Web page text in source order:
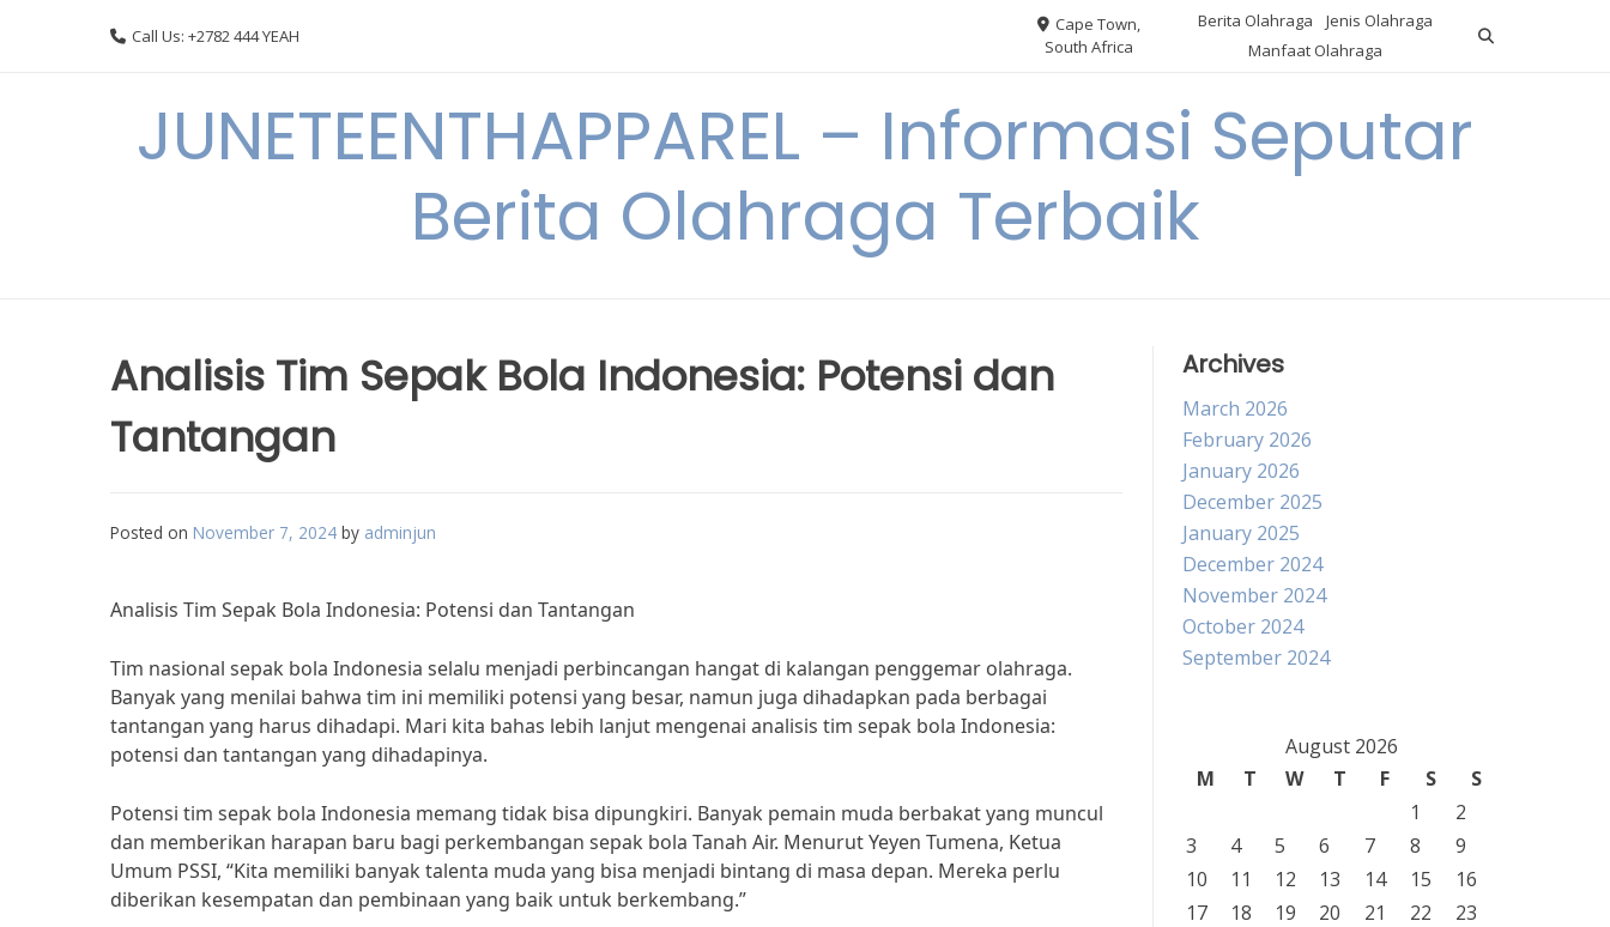
Call Us: +2782 444 YEAH
Cape Town,
South Africa
Berita Olahraga
Jenis Olahraga
Manfaat Olahraga
JUNETEENTHAPPAREL – Informasi Seputar
Berita Olahraga Terbaik
Analisis Tim Sepak Bola Indonesia: Potensi dan
Tantangan
Posted on November 7, 2024 by adminjun
Analisis Tim Sepak Bola Indonesia: Potensi dan Tantangan
Tim nasional sepak bola Indonesia selalu menjadi perbincangan hangat di kalangan penggemar olahraga.
Banyak yang menilai bahwa tim ini memiliki potensi yang besar, namun juga dihadapkan pada berbagai
tantangan yang harus dihadapi. Mari kita bahas lebih lanjut mengenai analisis tim sepak bola Indonesia:
potensi dan tantangan yang dihadapinya.
Potensi tim sepak bola Indonesia memang tidak bisa dipungkiri. Banyak pemain muda berbakat yang muncul
dan memberikan harapan baru bagi perkembangan sepak bola Tanah Air. Menurut Yeyen Tumena, Ketua
Umum PSSI, “Kita memiliki banyak talenta muda yang bisa menjadi bintang di masa depan. Mereka perlu
diberikan kesempatan dan pembinaan yang baik untuk berkembang.”
Archives
March 2026
February 2026
January 2026
December 2025
January 2025
December 2024
November 2024
October 2024
September 2024
August 2026
M
T W T F S
S
1
2
3
4 5 6 7 8
9
10
11 12 13 14 15
16
17
18 19 20 21 22
23